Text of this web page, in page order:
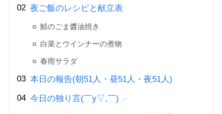
夜ご飯のレシピと献立表
鯖のごま醬油焼き
白菜とウインナーの煮物
春雨サラダ
本日の報告(朝51人・昼51人・夜51人)
今日の独り言(￣y▽,￣)╭